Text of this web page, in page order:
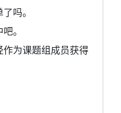
吗。
。
为课题组成员获得